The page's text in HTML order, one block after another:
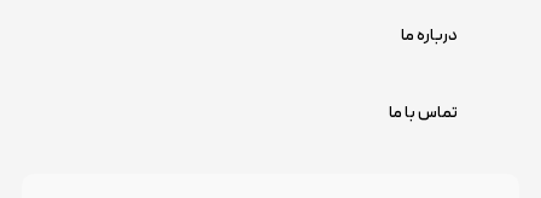
درباره ما
تماس با ما